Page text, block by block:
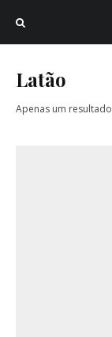
Latão
Apenas um resultado